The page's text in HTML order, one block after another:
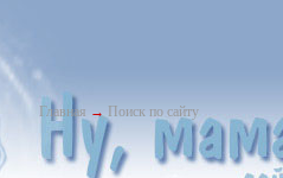
Главная → Поиск по сайту